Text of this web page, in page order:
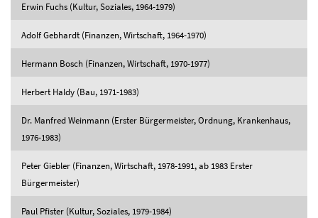
Erwin Fuchs (Kultur, Soziales, 1964-1979)
Adolf Gebhardt (Finanzen, Wirtschaft, 1964-1970)
Hermann Bosch (Finanzen, Wirtschaft, 1970-1977)
Herbert Haldy (Bau, 1971-1983)
Dr. Manfred Weinmann (Erster Bürgermeister, Ordnung, Krankenhaus,
1976-1983)
Peter Giebler (Finanzen, Wirtschaft, 1978-1991, ab 1983 Erster
Bürgermeister)
Paul Pfister (Kultur, Soziales, 1979-1984)